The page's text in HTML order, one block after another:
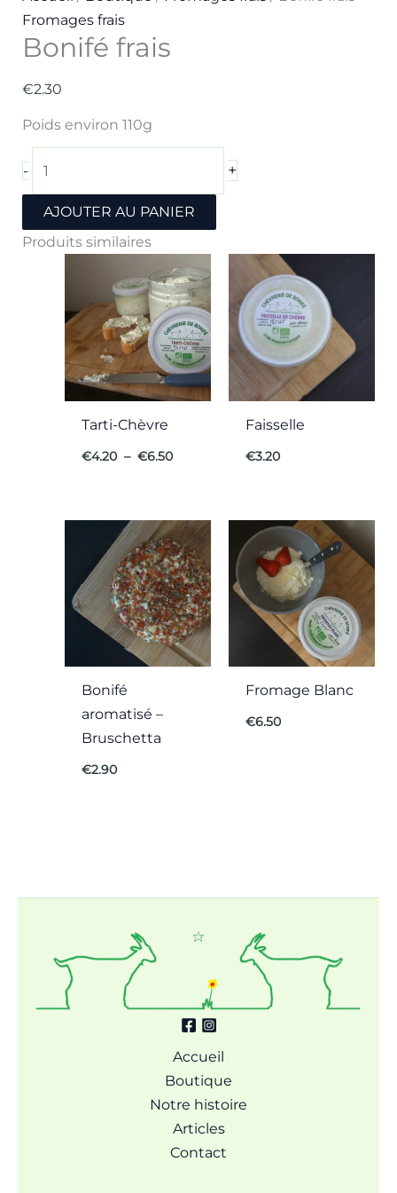
Fromages frais
Bonifé frais
€2.30
Poids environ 110g
- +
AJOUTER AU PANIER
Produits similaires
Tarti-Chèvre
€4.20 – €6.50
de
prix :
€4.20
à
€6.50
Faisselle
€3.20
Bonifé
aromatisé –
Bruschetta
€2.90
Fromage Blanc
€6.50
Accueil
Boutique
Notre histoire
Articles
Contact